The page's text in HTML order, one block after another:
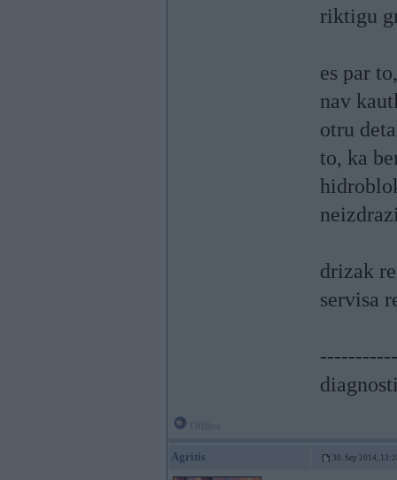
riktigu
es par
nav
otru
to, ka
drizak
servisa
Agritis 30. Sep 2014,